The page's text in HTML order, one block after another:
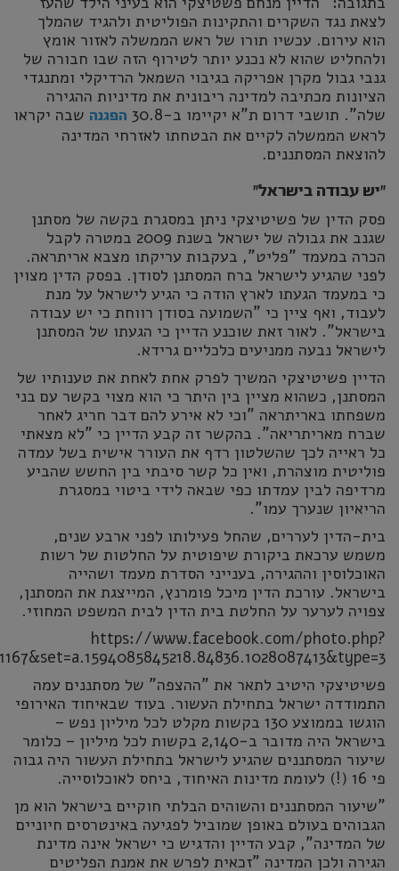
לצאת נגד השקרים והתקינות הפוליטית ולהגיד שהמלך
הוא עירום. עכשיו תורו של ראש הממשלה לאזור אומץ
ולהחליט שהוא לא נכנע יותר לטירוף הזה שבו חבורה של
גנבי גבול מקרן אפריקה בגיבוי השמאל הרדיקלי ומתנגדי
הציונות מכתיבה למדינה ריבונית את מדיניות ההגירה
שלה". תושבי דרום ת"א יקיימו ב-30.8
הפגנה שבה יקראו
לראש הממשלה לקיים את הבטחתו לאזרחי המדינה
להוצאת המסתננים.
"יש עבודה בישראל"
פסק הדין של פשיטיצקי ניתן במסגרת בקשה של מסתנן
שגנב את גבולה של ישראל בשנת 2009 במטרה לקבל
הכרה במעמד "פליט", בעקבות עריקתו מצבא אריתראה.
לפני שהגיע לישראל ברח המסתנן לסודן. בפסק הדין מצוין
כי במעמד הגעתו לארץ הודה כי הגיע לישראל על מנת
לעבוד, ואף ציין כי "השמועה בסודן רווחת כי יש עבודה
בישראל". לאור זאת שוכנע הדיין כי הגעתו של המסתנן
לישראל נבעה ממניעים כלכליים גרידא.
הדיין פשיטיצקי המשיך לפרק אחת לאחת את טענותיו של
המסתנן, כשהוא מציין בין היתר כי הוא מצוי בקשר עם בני
משפחתו באריתראה "וכי לא אירע להם דבר חריג לאחר
שברח מאריתריאה". בהקשר זה קבע הדיין כי "לא מצאתי
כל ראייה לכך שהשלטון רדף את העורר אישית בשל עמדה
פוליטית מוצהרת, ואין כל קשר סיבתי בין החשש שהביע
מרדיפה לבין עמדתו כפי שבאה לידי ביטוי במסגרת
הריאיון שנערך עמו".
בית-הדין לעררים, שהחל פעילותו לפני ארבע שנים,
משמש ערכאת ביקורת שיפוטית על החלטות של רשות
האוכלוסין וההגירה, בענייני הסדרת מעמד ושהייה
בישראל. עורכת הדין מיכל פומרנץ, המייצגת את המסתנן,
צפויה לערער על החלטת בית הדין לבית המשפט המחוזי.
https://www.facebook.com/photo.php?
פשיטיצקי היטיב לתאר את "ההצפה" של מסתננים עמה
התמודדה ישראל בתחילת העשור. בעוד שבאיחוד האירופי
הוגשו בממוצע 130 בקשות מקלט לכל מיליון נפש –
בישראל היה מדובר ב-2,140 בקשות לכל מיליון – כלומר
שיעור המסתננים שהגיע לישראל בתחילת העשור היה גבוה
פי 16 (!) לעומת מדינות האיחוד, ביחס לאוכלוסייה.
"שיעור המסתננים והשוהים הבלתי חוקיים בישראל הוא מן
הגבוהים בעולם באופן שמוביל לפגיעה באינטרסים חיוניים
של המדינה", קבע הדיין והדגיש כי ישראל אינה מדינת
הגירה ולכן המדינה "זכאית לפרש את אמנת הפליטים